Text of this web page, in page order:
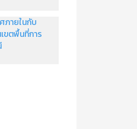
ภายในกับ
ขตพื้นที่การ